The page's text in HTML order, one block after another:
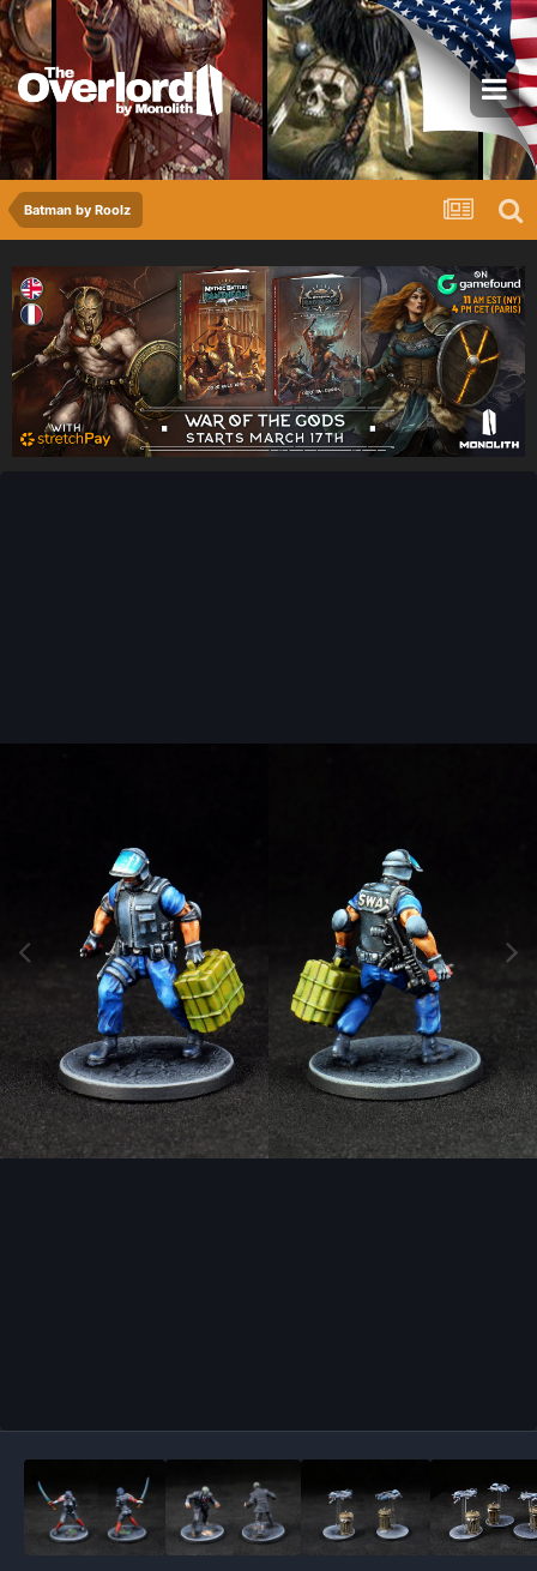
Batman by Roolz